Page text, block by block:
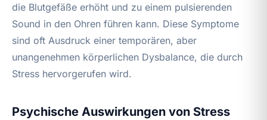
die Blutgefäße erhöht und zu einem pulsierenden
Sound in den Ohren führen kann. Diese Symptome
sind oft Ausdruck einer temporären, aber
unangenehmen körperlichen Dysbalance, die durch
Stress hervorgerufen wird.
Psychische Auswirkungen von Stress